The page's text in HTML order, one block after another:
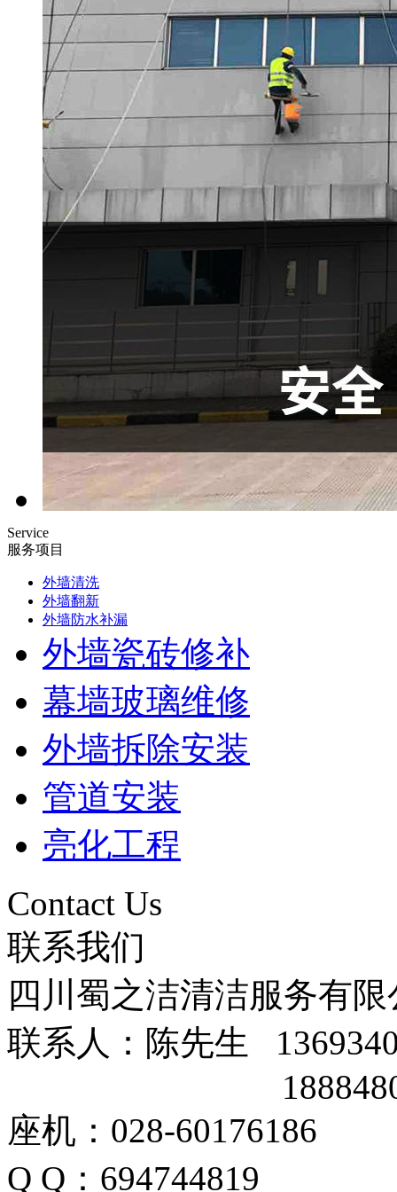
Service
服务项目
外墙清洗
外墙翻新
外墙防水补漏
外墙瓷砖修补
幕墙玻璃维修
外墙拆除安装
管道安装
亮化工程
Contact Us
联系我们
四川蜀之洁清洁服务有限
联系人：陈先生
座机：028-60176186
Q Q：694744819